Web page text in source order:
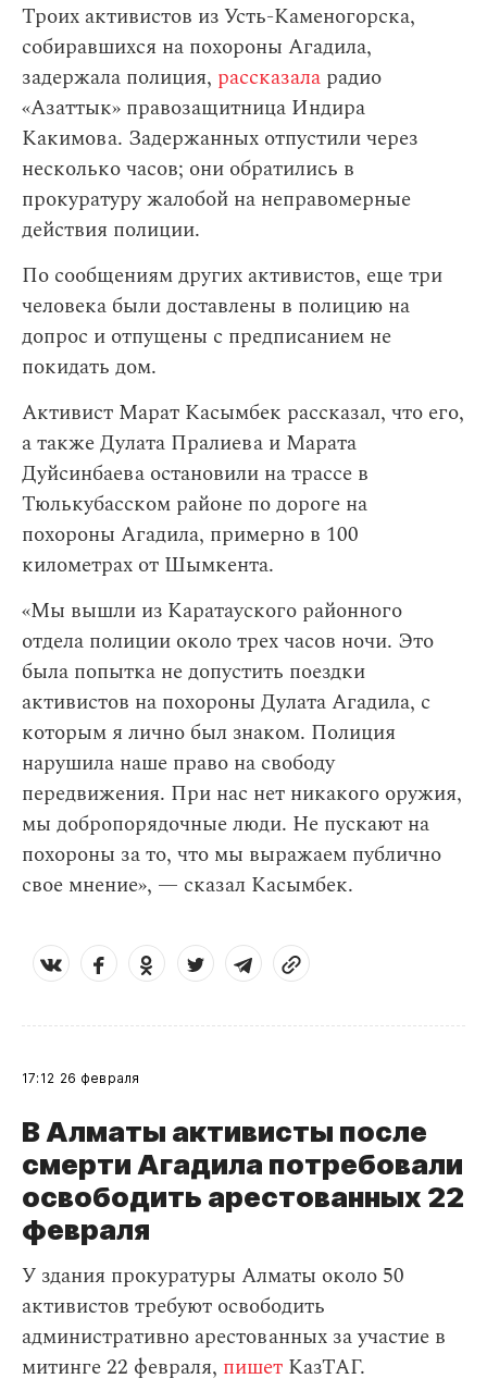
Троих активистов из Усть-Каменогорска,
собиравшихся на похороны Агадила,
задержала полиция, рассказала радио
«Азаттык» правозащитница Индира
Какимова. Задержанных отпустили через
несколько часов; они обратились в
прокуратуру жалобой на неправомерные
действия полиции.
По сообщениям других активистов, еще три
человека были доставлены в полицию на
допрос и отпущены с предписанием не
покидать дом.
Активист Марат Касымбек рассказал, что его,
а также Дулата Пралиева и Марата
Дуйсинбаева остановили на трассе в
Тюлькубасском районе по дороге на
похороны Агадила, примерно в 100
километрах от Шымкента.
«Мы вышли из Каратауского районного
отдела полиции около трех часов ночи. Это
была попытка не допустить поездки
активистов на похороны Дулата Агадила, с
которым я лично был знаком. Полиция
нарушила наше право на свободу
передвижения. При нас нет никакого оружия,
мы добропорядочные люди. Не пускают на
похороны за то, что мы выражаем публично
свое мнение», — сказал Касымбек.
17:12 26 февраля
В Алматы активисты после
смерти Агадила потребовали
освободить арестованных 22
февраля
У здания прокуратуры Алматы около 50
активистов требуют освободить
административно арестованных за участие в
митинге 22 февраля, пишет КазТАГ.